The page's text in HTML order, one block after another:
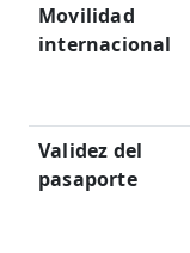
Movilidad
internacional
Validez del
pasaporte